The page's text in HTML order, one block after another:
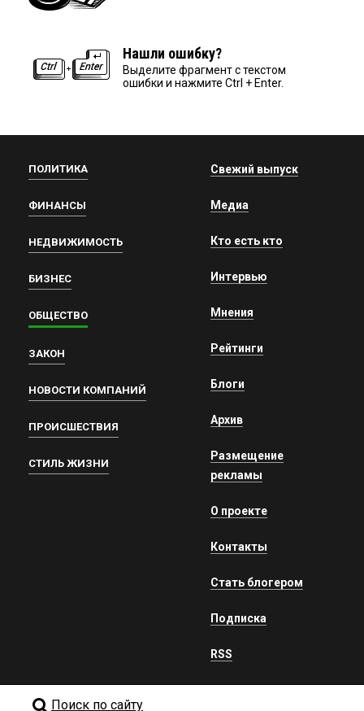
Нашли ошибку?
Выделите фрагмент с текстом
ошибки и нажмите Ctrl + Enter.
ПОЛИТИКА
ФИНАНСЫ
НЕДВИЖИМОСТЬ
БИЗНЕС
ОБЩЕСТВО
ЗАКОН
НОВОСТИ КОМПАНИЙ
ПРОИСШЕСТВИЯ
СТИЛЬ ЖИЗНИ
Свежий выпуск
Медиа
Кто есть кто
Интервью
Мнения
Рейтинги
Блоги
Архив
Размещение
рекламы
О проекте
Контакты
Стать блогером
Подписка
RSS
Поиск по сайту